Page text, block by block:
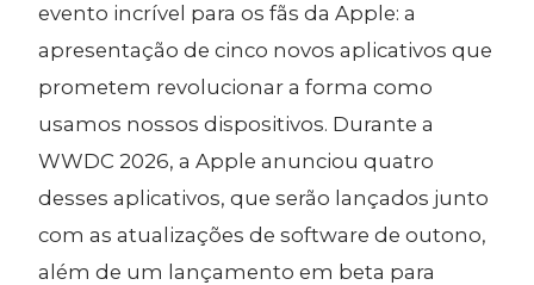
evento incrível para os fãs da Apple: a
apresentação de cinco novos aplicativos que
prometem revolucionar a forma como
usamos nossos dispositivos. Durante a
WWDC 2026, a Apple anunciou quatro
desses aplicativos, que serão lançados junto
com as atualizações de software de outono,
além de um lançamento em beta para